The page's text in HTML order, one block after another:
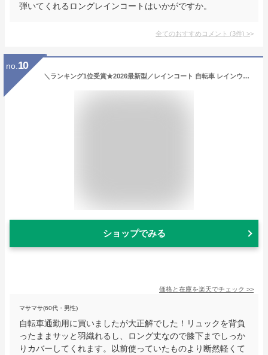
弾いてくれるロングレインコートはいかがですか。
全てのおすすめコメント (3件) >
no. 10
＼ランキング1位受賞★2026最新型／レインコート 自転車 レインウェア レディース レインコートメンズ ロング丈 自転車 リュック対応 バイク ポンチョ 多機能 中学生 高校生 梅雨対策 レインウェア通勤 軽量 通学 防風防水 男女兼用 収納袋付 かわいい 蒸れない おしゃれ
ショップでみる
価格と在庫を楽天でチェック >>
マサマサ(60代・男性)
自転車通勤用に買いましたが大正解でした！リュックを背負
ったままサッと羽織れるし、ロング丈なので膝下までしっか
りカバーしてくれます。以前使っていたものより断然軽くて